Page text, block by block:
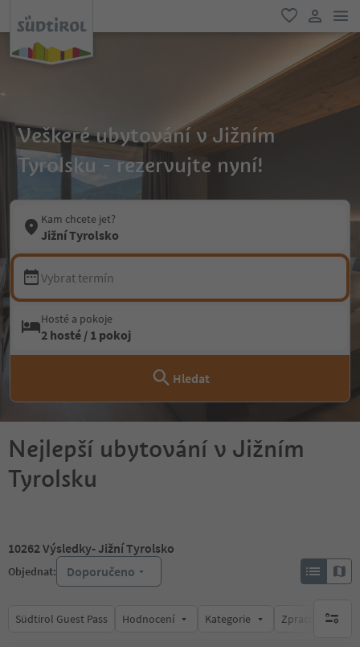
oblíbené
Veškeré ubytování v Jižním
Tyrolsku - rezervujte nyní!
Kam chcete jet?
Jižní Tyrolsko
Vybrat termín
Hosté a pokoje
2 hosté / 1 pokoj
Hledat
Nejlepší ubytování v Jižním
Tyrolsku
10262Výsledky- Jižní Tyrolsko
Objednat: Doporučeno
Südtirol Guest Pass Hodnocení Kategorie Zpracovávábrak